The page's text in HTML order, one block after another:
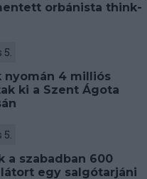
orbánista think-
nyomán 4 milliós
ki a Szent Ágota
a szabadban 600
egy salgótarjáni